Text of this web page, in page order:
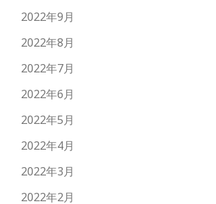
2022年9月
2022年8月
2022年7月
2022年6月
2022年5月
2022年4月
2022年3月
2022年2月